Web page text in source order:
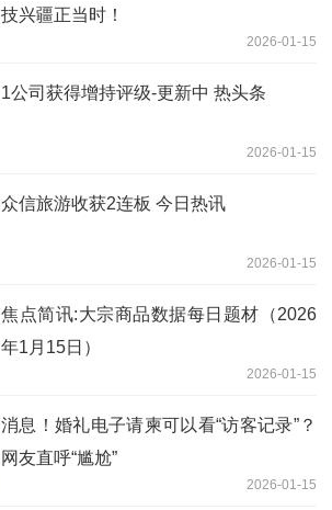
技兴疆正当时！
2026-01-15
1公司获得增持评级-更新中 热头条
2026-01-15
众信旅游收获2连板 今日热讯
2026-01-15
焦点简讯:大宗商品数据每日题材（2026
年1月15日）​
2026-01-15
消息！婚礼电子请柬可以看“访客记录”？
网友直呼“尴尬”
2026-01-15